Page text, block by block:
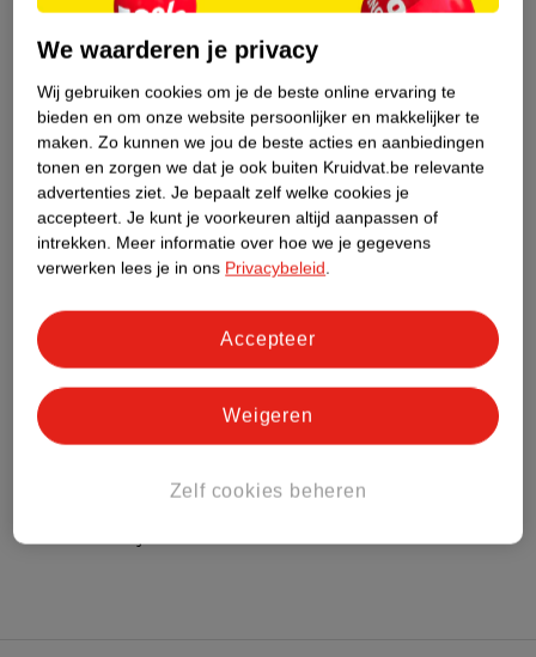
Productinformatie
Etiketinformatie
Nature Impact Score
Dit product heeft (nog) geen Nature
Impact Score.
Meer informatie
Bestel & Bezorginformatie
Bekijk ook
Alle Haarklemmen
Hoe controleren wij de reviews?
We waarderen je privacy
Wij gebruiken cookies om je de beste online ervaring te
bieden en om onze website persoonlijker en makkelijker te
maken. Zo kunnen we jou de beste acties en aanbiedingen
tonen en zorgen we dat je ook buiten Kruidvat.be relevante
advertenties ziet. Je bepaalt zelf welke cookies je
accepteert. Je kunt je voorkeuren altijd aanpassen of
intrekken. Meer informatie over hoe we je gegevens
verwerken lees je in ons Privacybeleid.
Zelf cookies beheren
Weigeren
Accepteer